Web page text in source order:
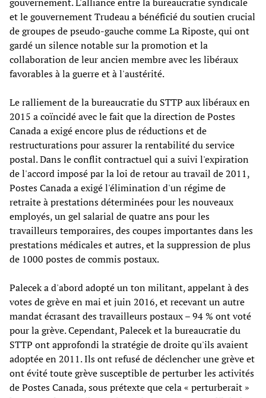
et le gouvernement Trudeau a bénéficié du soutien crucial
de groupes de pseudo-gauche comme La Riposte, qui ont
gardé un silence notable sur la promotion et la
collaboration de leur ancien membre avec les libéraux
favorables à la guerre et à l'austérité.
Le ralliement de la bureaucratie du STTP aux libéraux en
2015 a coïncidé avec le fait que la direction de Postes
Canada a exigé encore plus de réductions et de
restructurations pour assurer la rentabilité du service
postal. Dans le conflit contractuel qui a suivi l'expiration
de l'accord imposé par la loi de retour au travail de 2011,
Postes Canada a exigé l'élimination d'un régime de
retraite à prestations déterminées pour les nouveaux
employés, un gel salarial de quatre ans pour les
travailleurs temporaires, des coupes importantes dans les
prestations médicales et autres, et la suppression de plus
de 1000 postes de commis postaux.
Palecek a d'abord adopté un ton militant, appelant à des
votes de grève en mai et juin 2016, et recevant un autre
mandat écrasant des travailleurs postaux – 94 % ont voté
pour la grève. Cependant, Palecek et la bureaucratie du
STTP ont approfondi la stratégie de droite qu'ils avaient
adoptée en 2011. Ils ont refusé de déclencher une grève et
ont évité toute grève susceptible de perturber les activités
de Postes Canada, sous prétexte que cela « perturberait »